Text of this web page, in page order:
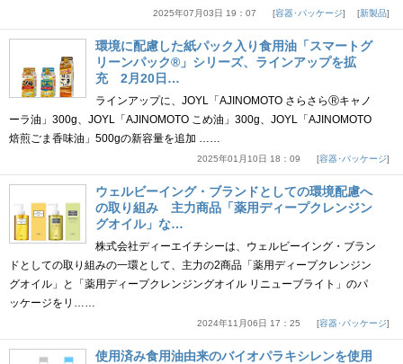
2025年07月03日 19：07 容器･パッケージ 新製品
環境に配慮した紙パック入り食用油「スマートグ
リーンパック®」シリーズ、ラインアップを拡
充 2月20日…
ラインアップに、JOYL「AJINOMOTO さらさらⓇキャノ
ーラ油」300g、JOYL「AJINOMOTO こめ油」300g、JOYL「AJINOMOTO
焙煎ごま香味油」500gの新容量を追加 ……
2025年01月10日 18：09 容器･パッケージ
ウェルビーイング・ブランドとしての環境配慮へ
の取り組み 主力商品「薬用ディープクレンジン
グオイル」な…
株式会社ディーエイチシーは、ウェルビーイング・ブラン
ドとしての取り組みの一環として、主力の2商品「薬用ディープクレンジン
グオイル」と「薬用ディープクレンジングオイル リニューブライト」のパ
ッケージをリ……
2024年11月06日 17：25 容器･パッケージ
使用済み食用油由来のバイオパラキシレンを使用